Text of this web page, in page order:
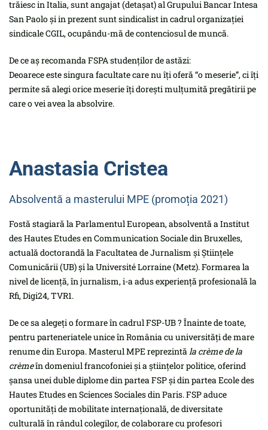
trăiesc in Italia, sunt angajat (detașat) al Grupului Bancar Intesa
San Paolo și in prezent sunt sindicalist in cadrul organizației
sindicale CGIL, ocupându-mă de contenciosul de muncă.
De ce aș recomanda FSPA studenților de astăzi:
Deoarece este singura facultate care nu îți oferă “o meserie”, ci îți
permite să alegi orice meserie îți dorești mulțumită pregătirii pe
care o vei avea la absolvire.
Anastasia Cristea
Absolventă a masterului MPE (promoția 2021)
Fostă stagiară la Parlamentul European, absolventă a Institut
des Hautes Etudes en Communication Sociale din Bruxelles,
actuală doctorandă la Facultatea de Jurnalism și Științele
Comunicării (UB) și la Université Lorraine (Metz). Formarea la
nivel de licență, în jurnalism, i-a adus experiență profesională la
Rfi, Digi24, TVR1.
De ce sa alegeți o formare în cadrul FSP-UB ? Înainte de toate,
pentru parteneriatele unice în România cu universități de mare
renume din Europa. Masterul MPE reprezintăla crème de la
crèmeîn domeniul francofoniei și a științelor politice, oferind
șansa unei duble diplome din partea FSP și din partea Ecole des
Hautes Etudes en Sciences Sociales din Paris. FSP aduce
oportunități de mobilitate internațională, de diversitate
culturală în rândul colegilor, de colaborare cu profesori